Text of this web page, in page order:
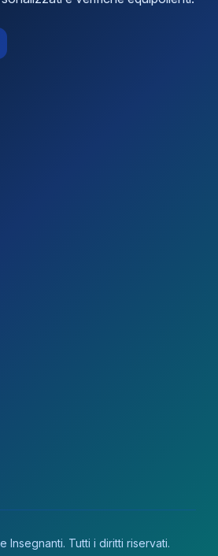
Insegnanti. Tutti i diritti riservati.